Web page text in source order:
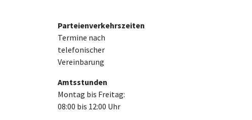
Parteienverkehrszeiten
Termine nach
telefonischer
Vereinbarung
Amtsstunden
Montag bis Freitag:
08:00 bis 12:00 Uhr